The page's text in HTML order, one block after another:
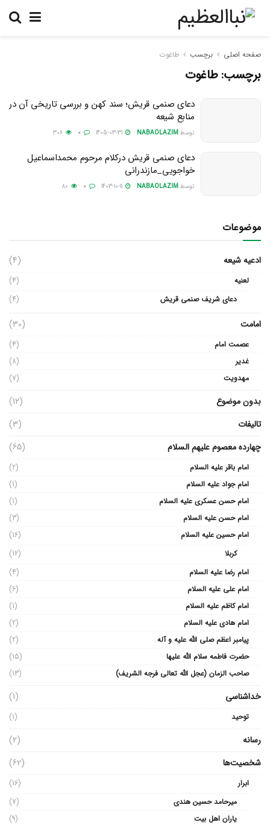
صفحه اصلی برچسب طاغوت
برچسب:طاغوت
دعای صنمی قریش؛ سند کهن و بررسی تاریخی آن در
منابع شیعه
توسط NABAOLAZIM
دعای صنمی قریش درکلام مرحوم محمداسماعیل
خواجویی_مازندرانی
توسط NABAOLAZIM
موضوعات
ادعیه شیعه (4)
لعنیه
(4)
دعای شریف صنمی قریش
(4)
امامت (30)
عصمت امام
(4)
غدیر
(8)
مهدویت
(7)
بدون موضوع
(12)
تالیفات
(3)
چهارده معصوم علیهم السلام
(65)
امام باقر علیه السلام
(2)
امام جواد علیه السلام
(1)
امام حسن عسکری علیه السلام
(1)
امام حسن علیه السلام
(3)
امام حسین علیه السلام
(16)
کربلا
(12)
امام رضا علیه السلام
(4)
امام علی علیه السلام
(6)
امام کاظم علیه السلام
(1)
امام هادی علیه السلام
(2)
پیامبر اعظم صلی الله علیه و آله
(2)
حضرت فاطمه سلام الله علیها
(15)
صاحب الزمان (عجل الله تعالی فرجه الشریف)
(13)
خداشناسی (1)
توحید (1)
رسانه
(2)
شخصیت‌ها
(62)
ابرار
(16)
میرحامد حسین هندی
(7)
یاران اهل بیت
(9)